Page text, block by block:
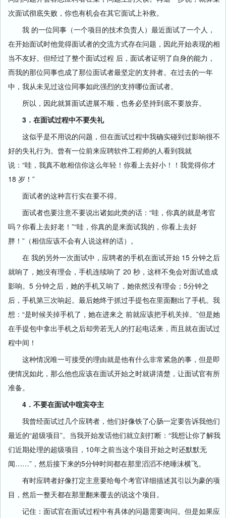
次面试彻底失败，你也有机会在其它面试上补救。
我 的一位同事（一个项目的技术负责人）最近面试了一个人，
在开始面试时他觉得面试者的交流方式存在问题，因此开始表现的相
当不友好。但经过了整个面试过程 后，面试者证明了自身的能力，
而我的那位同事也成了那位面试者最坚定的支持者。在过去的一年
中，我从未见过这位同事如此强烈的支持哪位面试者。
所以，因此就算面试进展不顺，也务必坚持到底不要放弃。
3．在面试过程中不要失礼
这似乎是不用说的问题，但在面试过程中我确实碰到过影响很不
好的失礼行为。曾有一位前来应聘软件工程师的人看到我就
说：“哇，我真不敢相信你这么年轻！你看上去好小！！我觉得你才
18 岁！”
面试者的这种言行实在要不得。
面试者也要注意不要说出诸如此类的话：“哇，你真的就是考官
吗？你看上去好老！”“哇，你真的是来面试我的，你看上去好
胖！”（相信应该不会有人说这样的话）。
在 我的另外一次面试中，应聘者的手机在面试开始 15 分钟之后
就响了，她没有理会，手机连续响了 20 秒，这样不免会对面试造成
影响。5 分钟之后，她的手机又响了，她依然没有理会；5分钟之
后，手机第三次响起。最后她终于抓过手提包在里面翻出了手机。我
想：“是时候关掉手机了，她在进来之 前就应该把手机关掉。”但是她
在手提包中拿出手机之后却旁若无人的打起电话来，而且就在面试过
程中间！
这种情况唯一可接受的理由就是他有什么非常紧急的事，但是即
便情况如此，那么他也应该在面试开始之时就讲清楚，让面试官有所
准备。
4．不要在面试中喧宾夺主
我曾经面试过几个应聘者，他们好像铁了心肠一定要告诉我他们
最近的“超级项目”。当我开始发话他们就立刻打断：“我想让你了解我
们近期处理的超级项目，10年之前当这个项目开始之时还默默无
闻……”，然后接下来的5分钟时间都在那里滔滔不绝唾沫横飞。
有时应聘者好像打定主意要给每个考官详细描述其引以为豪的项
目，然后一整天都在那里翻来覆去的说这个项目。
记住：面试官在面试过程中有具体的问题需要询问。但是如果应